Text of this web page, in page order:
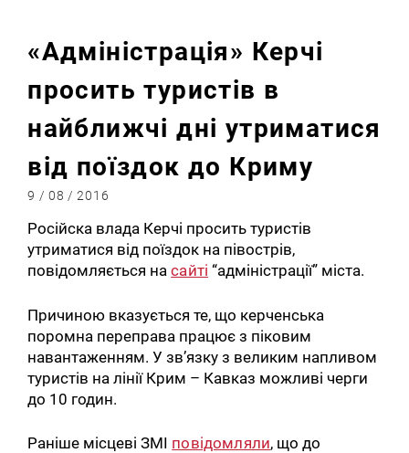
«Адміністрація» Керчі
просить туристів в
найближчі дні утриматися
від поїздок до Криму
9 / 08 / 2016
Російска влада Керчі просить туристів
утриматися від поїздок на півострів,
повідомляється насайті “адміністрації” міста.
Причиною вказується те, що керченська
поромна переправа працює з піковим
навантаженням. У зв’язку з великим напливом
туристів на лінії Крим – Кавказ можливі черги
до 10 годин.
Раніше місцеві ЗМІ повідомляли, що до